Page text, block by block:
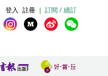
訂閱 / 續訂
註冊
登入